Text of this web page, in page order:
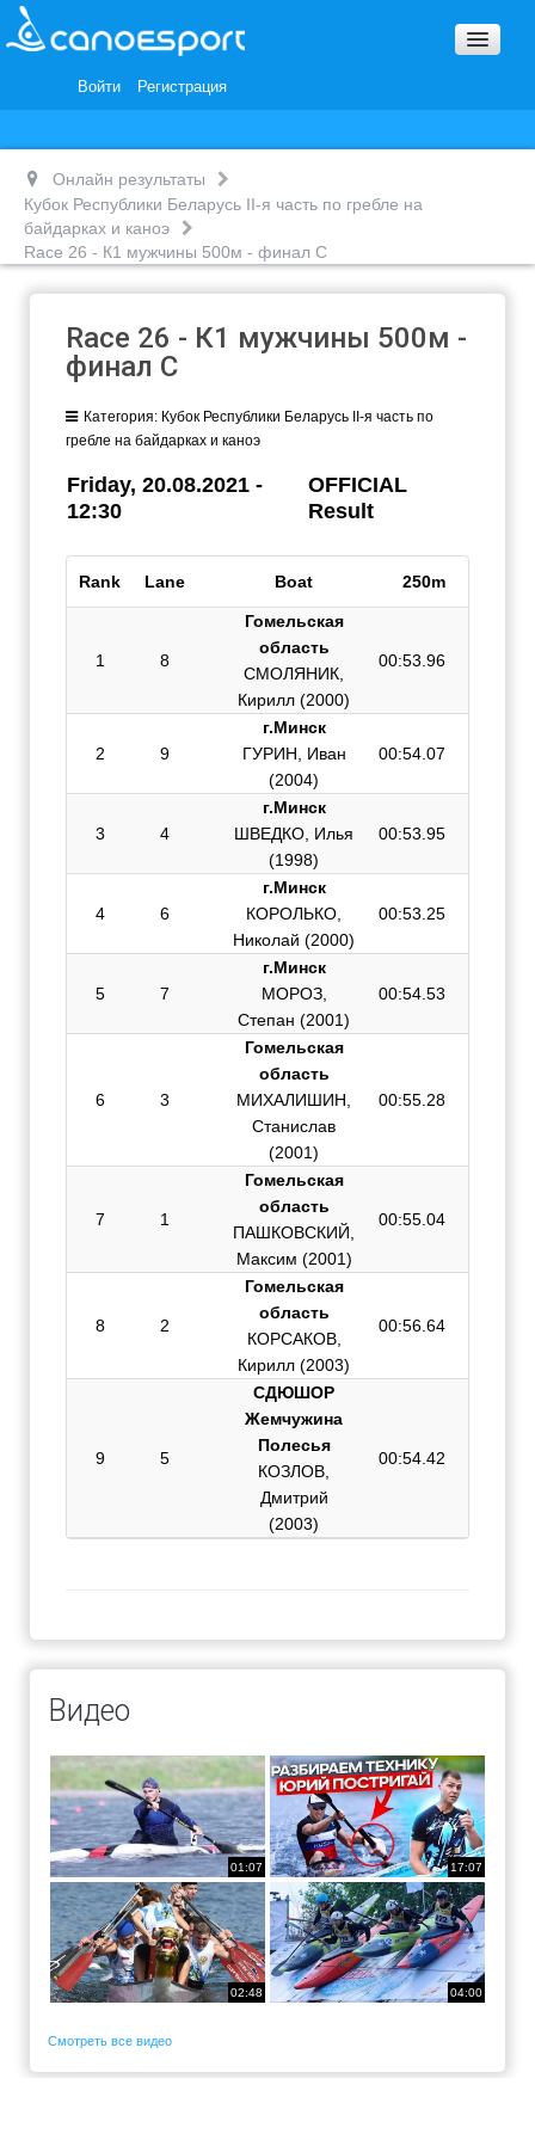
Войти Регистрация
Награды и Благодарности
Онлайн результаты
Кубок Республики Беларусь II-я часть по гребле на
байдарках и каноэ
Race 26 - К1 мужчины 500м - финал C
Race 26 - К1 мужчины 500м -
финал C
Категория: Кубок Республики Беларусь II-я часть по
гребле на байдарках и каноэ
Friday, 20.08.2021 -
12:30
OFFICIAL
Result
Rank Lane Boat 250m
1 8
Гомельская
область
СМОЛЯНИК,
Кирилл (2000)
00:53.96
2 9
г.Минск
ГУРИН, Иван
(2004)
00:54.07
3 4
г.Минск
ШВЕДКО, Илья
(1998)
00:53.95
4 6
г.Минск
КОРОЛЬКО,
Николай (2000)
00:53.25
5 7
г.Минск
МОРОЗ,
Степан (2001)
00:54.53
6 3
Гомельская
область
МИХАЛИШИН,
Станислав
(2001)
00:55.28
7 1
Гомельская
область
ПАШКОВСКИЙ,
Максим (2001)
00:55.04
8 2
Гомельская
область
КОРСАКОВ,
Кирилл (2003)
00:56.64
9 5
СДЮШОР
Жемчужина
Полесья
КОЗЛОВ,
Дмитрий
(2003)
00:54.42
Видео
01:07 17:07
02:48 04:00
Смотреть все видео